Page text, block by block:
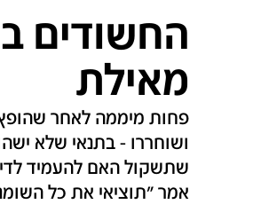
החשודים
מאילת
פחות מיממה לאחר
ושוחררו - בתנאי שלא
שתשקול האם להעמיד
אמר "תוציאי את כל